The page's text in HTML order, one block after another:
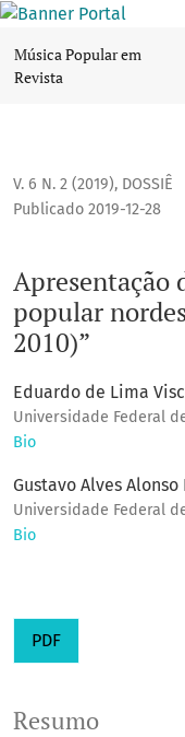
Música Popular em
Revista
V. 6 N. 2 (2019), DOSSIÊ
Apresentação
popular
2010)”
Publicado 2019-12-28
Eduardo de Lima
Universidade Federal
Bio
Gustavo Alves Alonso
Universidade Federal
Bio
PDF
Resumo